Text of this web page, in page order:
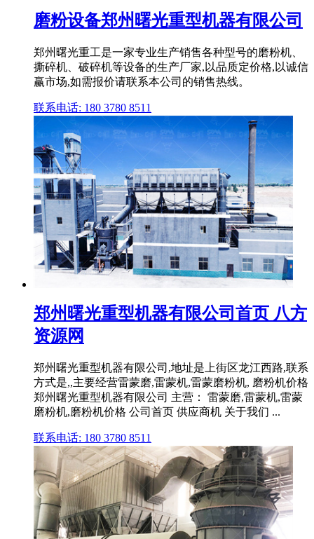
磨粉设备郑州曙光重型机器有限公司
郑州曙光重工是一家专业生产销售各种型号的磨粉机、
撕碎机、破碎机等设备的生产厂家,以品质定价格,以诚信
赢市场,如需报价请联系本公司的销售热线。
联系电话: 180 3780 8511
郑州曙光重型机器有限公司首页 八方
资源网
郑州曙光重型机器有限公司,地址是上街区龙江西路,联系
方式是,,主要经营雷蒙磨,雷蒙机,雷蒙磨粉机, 磨粉机价格
郑州曙光重型机器有限公司 主营： 雷蒙磨,雷蒙机,雷蒙
磨粉机,磨粉机价格 公司首页 供应商机 关于我们 ...
联系电话: 180 3780 8511